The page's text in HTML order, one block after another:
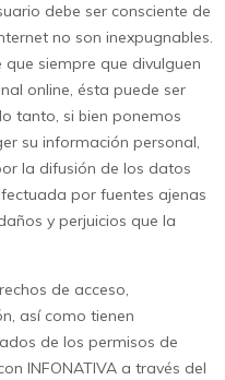
debe ser consciente de
no son inexpugnables.
siempre que divulguen
online, ésta puede ser
tanto, si bien ponemos
su información personal,
la difusión de los datos
por fuentes ajenas
y perjuicios que la
de acceso,
así como tienen
de los permisos de
INFONATIVA a través del